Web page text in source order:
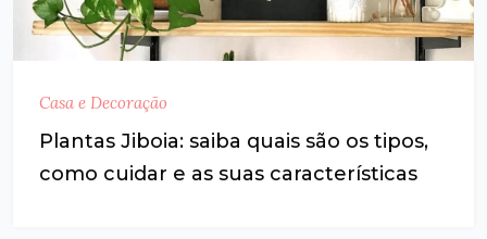
Casa e Decoração
Plantas Jiboia: saiba quais são os tipos,
como cuidar e as suas características